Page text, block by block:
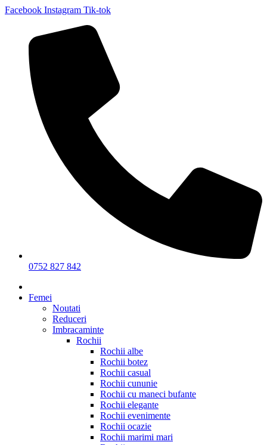
Facebook Instagram Tik-tok
0752 827 842
Femei
Noutati
Reduceri
Imbracaminte
Rochii
Rochii albe
Rochii botez
Rochii casual
Rochii cununie
Rochii cu maneci bufante
Rochii elegante
Rochii evenimente
Rochii ocazie
Rochii marimi mari